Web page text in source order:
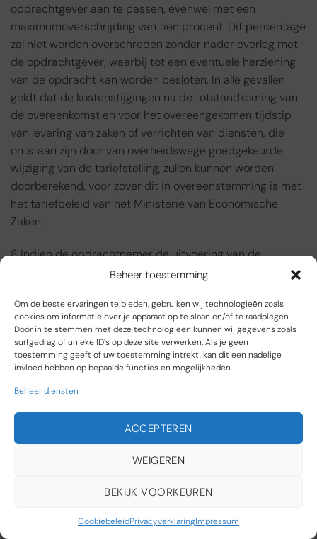
Beheer toestemming
Om de beste ervaringen te bieden, gebruiken wij technologieën zoals
cookies om informatie over je apparaat op te slaan en/of te raadplegen.
Door in te stemmen met deze technologieën kunnen wij gegevens zoals
surfgedrag of unieke ID's op deze site verwerken. Als je geen
toestemming geeft of uw toestemming intrekt, kan dit een nadelige
invloed hebben op bepaalde functies en mogelijkheden.
Beheer diensten
ACCEPTEREN
WEIGEREN
BEKIJK VOORKEUREN
CookiebeleidPrivacyverklaringImpressum
opdrachtgever aan te passen, evenwel met een
maximumoverschrijding van tien procent. Dit percentage
zal niet worden overschreden zonder nader overleg met
de opdrachtgever, waarbij tot een eventuele herziening
van de opdracht kan worden besloten. In alle gevallen
geldt dat de kostenstijgingen na de totstandkoming van
de overeenkomst en voor het overeengekomen tijdstip
van levering van zaken of verrichten van diensten, die
ontstaan zijn door van overheidswege goedgekeurde
wijziging van de tariefstelling, zullen kunnen worden
doorberekend, voor zover dit in overeenstemming is met
het tariefbeleid van het Ministerie van Economische
Zaken.
8 Indien de opdrachtnemer de uitvoering van de
opdracht opschort of beëindigt, heeft de opdrachtnemer
opschorting of beëindiging verrichte werkzaamheden en
gemaakte kosten.
Artikel 12: EIGENDOM HALFFABRIKATEN,
1 Alle door de opdrachtnemer in het kader van de
uitvoering van de opdracht vervaardigde zaken, zoals
blijven in eigendom toebehoren aan de opdrachtnemer,
of op de factuur zijn vermeld.